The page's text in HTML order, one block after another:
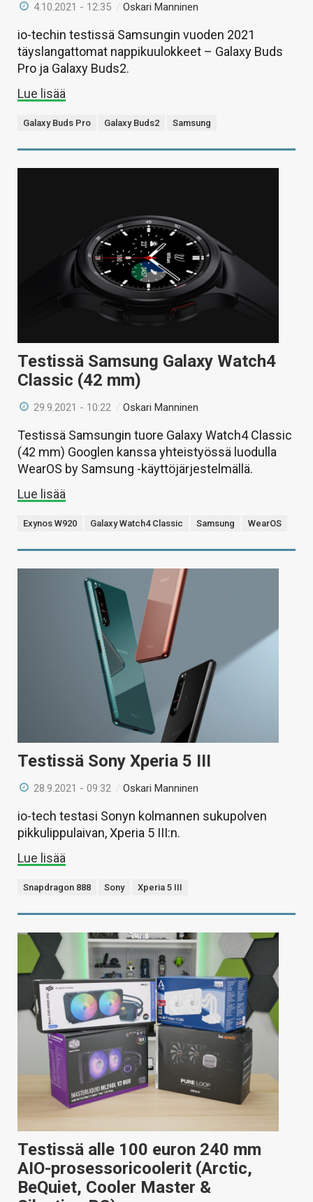
4.10.2021 - 12:35 /Oskari Manninen
io-techin testissä Samsungin vuoden 2021
täyslangattomat nappikuulokkeet – Galaxy Buds
Pro ja Galaxy Buds2.
Lue lisää
Galaxy Buds Pro Galaxy Buds2 Samsung
Testissä Samsung Galaxy Watch4
Classic (42 mm)
29.9.2021 - 10:22 /Oskari Manninen
Testissä Samsungin tuore Galaxy Watch4 Classic
(42 mm) Googlen kanssa yhteistyössä luodulla
WearOS by Samsung -käyttöjärjestelmällä.
Lue lisää
Exynos W920 Galaxy Watch4 Classic Samsung WearOS
Testissä Sony Xperia 5 III
28.9.2021 - 09:32 /Oskari Manninen
io-tech testasi Sonyn kolmannen sukupolven
pikkulippulaivan, Xperia 5 III:n.
Lue lisää
Snapdragon 888 Sony Xperia 5 III
Testissä alle 100 euron 240 mm
AIO-prosessoricoolerit (Arctic,
BeQuiet, Cooler Master &